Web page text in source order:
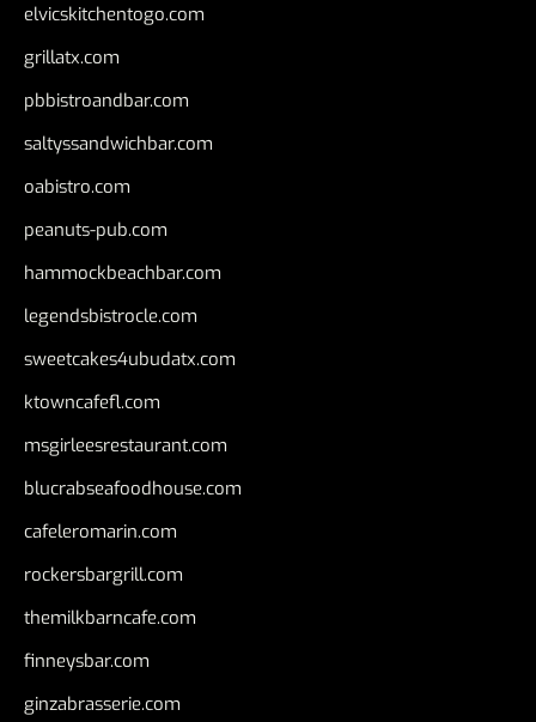
elvicskitchentogo.com
grillatx.com
pbbistroandbar.com
saltyssandwichbar.com
oabistro.com
peanuts-pub.com
hammockbeachbar.com
legendsbistrocle.com
sweetcakes4ubudatx.com
ktowncafefl.com
msgirleesrestaurant.com
blucrabseafoodhouse.com
cafeleromarin.com
rockersbargrill.com
themilkbarncafe.com
finneysbar.com
ginzabrasserie.com